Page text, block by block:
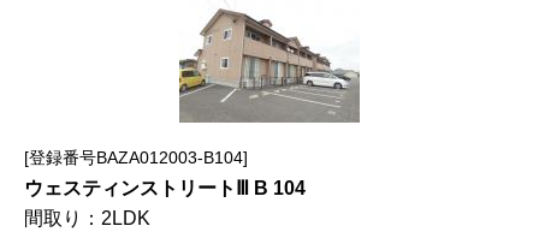
登録番号BAZA012003-B104
ウェスティンストリートⅢ B 104
2LDK